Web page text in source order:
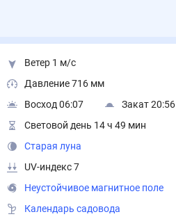
Ветер 1 м/с
Давление 716 мм
Восход 06:07
Закат 20:56
Световой день 14 ч 49 мин
Старая луна
UV-индекс 7
Неустойчивое магнитное поле
Календарь садовода